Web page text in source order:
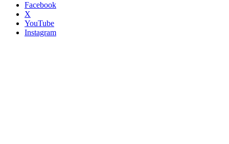
Facebook
X
YouTube
Instagram